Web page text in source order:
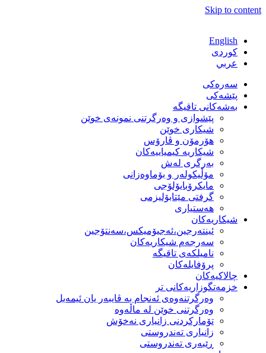
Skip to content
English
كوردی
عربي
سەرەکی
پێشەکی
بەشەكانی تاقیگە
پێشوازی و وەرگرتنی نمونەی خوێن
شیكاری خوێن
هۆرمۆن و ڤارۆس
شیكاریە كیمیاییەكان
بەرگری لەش
مۆڵیكولەر و بۆماوەزانی
مایكرۆبایۆلۆجی
گرفتی مێتابۆلیزمی
هەستیاری
شیكاریەكان
ئینتەرجین،ئەجیۆمیکس،سەنتۆجین
سەرجەم شیكاریەكان
نامیلكەی تاقیگە
پرۆفایلەكان
چالاکیەکان
خزمەتگوزاریەكانی تر
وه‌رگرتنه‌وه‌ی ئه‌نجام به‌ ڤایبه‌ر یان ئیمه‌یل
وەرگرتنی خوێن لە ماڵەوە
تۆماركردنی زانیاری نەخۆش
زانیاری تەندروستی
ڕێبەری تەندروستی